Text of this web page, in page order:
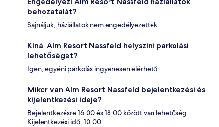
behozatalát?
Sajnáljuk, háziállatok nem engedélyezettek.
Kínál Alm Resort Nassfeld helyszíni parkolási
lehetőséget?
Igen, egyéni parkolás ingyenesen elérhető.
Mikor van Alm Resort Nassfeld bejelentkezési és
kijelentkezési ideje?
Bejelentkezésre 16:00 és 18:00 között van lehetőség.
Kijelentkezési idő: 10:00.